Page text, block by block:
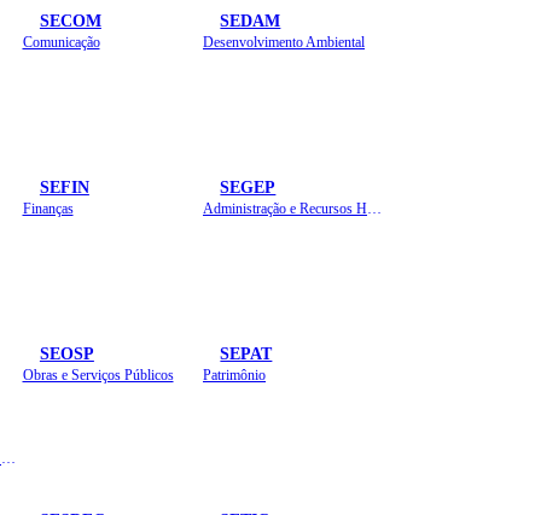
SECOM
Comunicação
SEDAM
Desenvolvimento Ambiental
SEFIN
Finanças
SEGEP
SEOSP
Obras e Serviços Públicos
SEPAT
Patrimônio